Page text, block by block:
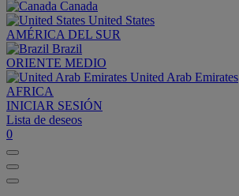
Canada
United States
AMÉRICA DEL SUR
Brazil
ORIENTE MEDIO
United Arab Emirates
AFRICA
INICIAR SESIÓN
Lista de deseos
0